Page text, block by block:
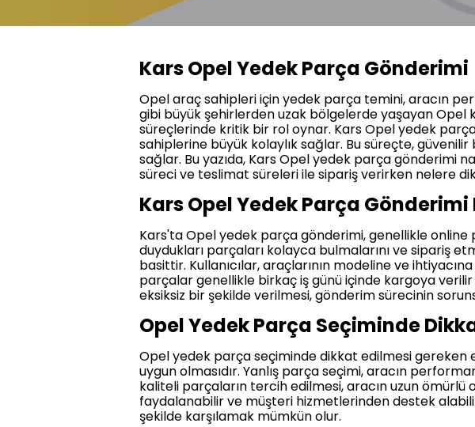
Kars Opel Yedek Parça Gönderimi
Opel araç sahipleri için yedek parça temini, aracın
gibi büyük şehirlerden uzak bölgelerde yaşayan Opel
süreçlerinde kritik bir rol oynar. Kars Opel yedek
sahiplerine büyük kolaylık sağlar. Bu süreçte,
sağlar. Bu yazıda, Kars Opel yedek parça gönderimi
süreci ve teslimat süreleri ile sipariş verirken nelere
Kars Opel Yedek Parça Gönderimi
Kars'ta Opel yedek parça gönderimi, genellikle
duydukları parçaları kolayca bulmalarını ve sipariş
basittir. Kullanıcılar, araçlarının modeline ve
parçalar genellikle birkaç iş günü içinde kargoya
eksiksiz bir şekilde verilmesi, gönderim sürecinin
Opel Yedek Parça Seçiminde
Opel yedek parça seçiminde dikkat edilmesi gereken
uygun olmasıdır. Yanlış parça seçimi, aracın
kaliteli parçaların tercih edilmesi, aracın uzun ömürlü
faydalanabilir ve müşteri hizmetlerinden destek
şekilde karşılamak mümkün olur.